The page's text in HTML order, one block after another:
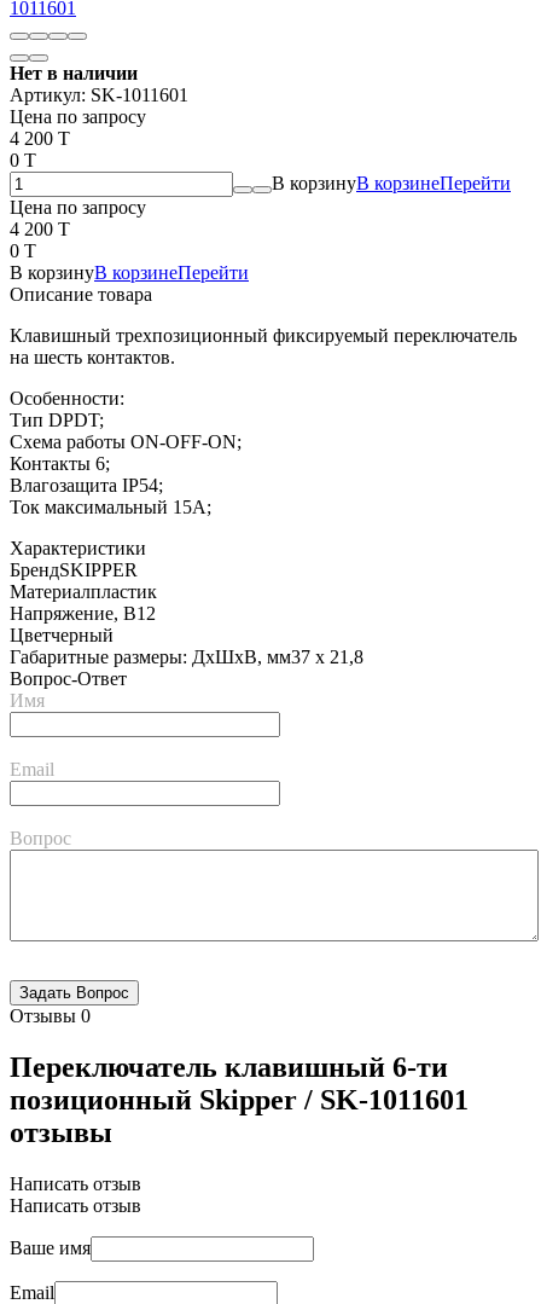
Нет в наличии
Артикул: SK-1011601
Цена по запросу
4 200 T
0 T
В корзинуВ корзинеПерейти
Цена по запросу
4 200 T
0 T
В корзинуВ корзинеПерейти
Описание товара
Клавишный трехпозиционный фиксируемый переключатель
на шесть контактов.
Особенности:
Тип DPDT;
Схема работы ON-OFF-ON;
Контакты 6;
Влагозащита IP54;
Ток максимальный 15А;
Характеристики
БрендSKIPPER
Материалпластик
Напряжение, В12
Цветчерный
Габаритные размеры: ДхШхВ, мм37 х 21,8
Вопрос-Ответ
Имя
Email
Вопрос
Отзывы 0
Переключатель клавишный 6-ти
позиционный Skipper / SK-1011601
отзывы
Написать отзыв
Написать отзыв
Ваше имя
Email